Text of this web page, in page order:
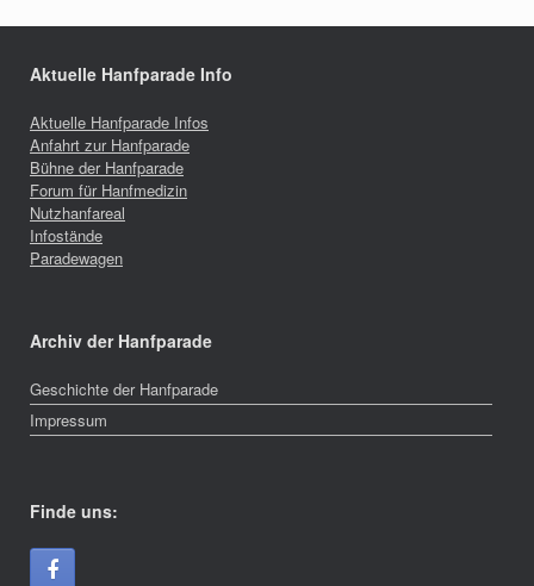
Aktuelle Hanfparade Info
Aktuelle Hanfparade Infos
Anfahrt zur Hanfparade
Bühne der Hanfparade
Forum für Hanfmedizin
Nutzhanfareal
Infostände
Paradewagen
Archiv der Hanfparade
Geschichte der Hanfparade
Impressum
Finde uns: